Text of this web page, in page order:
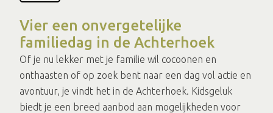
Vier een onvergetelijke
familiedag in de Achterhoek
Of je nu lekker met je familie wil cocoonen en
onthaasten of op zoek bent naar een dag vol actie en
avontuur, je vindt het in de Achterhoek. Kidsgeluk
biedt je een breed aanbod aan mogelijkheden voor